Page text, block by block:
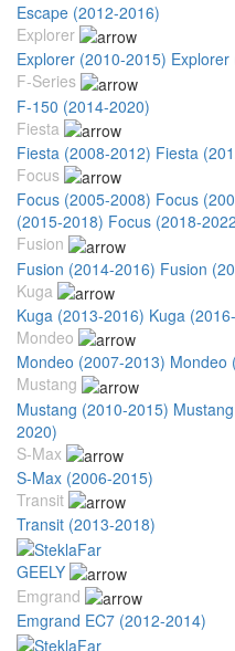
Escape (2012-2016)
Explorer
Explorer (2010-2015)
F-Series
F-150 (2014-2020)
Fiesta
Fiesta (2008-2012) Fiesta
Focus
Focus (2005-2008) Focus
(2015-2018) Focus (2018-
Fusion
Fusion (2014-2016) Fusion
Kuga
Kuga (2013-2016) Kuga
Mondeo
Mondeo (2007-2013) Mondeo
Mustang
Mustang (2010-2015)
2020)
S-Max
S-Max (2006-2015)
Transit
Transit (2013-2018)
GEELY
Emgrand
Emgrand EC7 (2012-2014)